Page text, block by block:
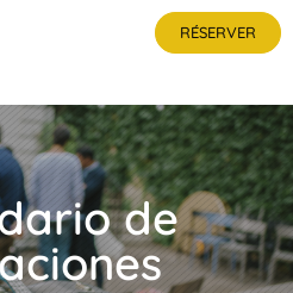
RÉSERVER
de